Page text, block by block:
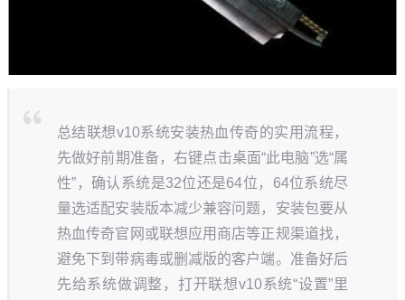
总结联想v10系统安装热血传奇的实用流程，
先做好前期准备，右键点击桌面“此电脑”选“属
性”，确认系统是32位还是64位，64位系统尽
量选适配安装版本减少兼容问题，安装包要从
热血传奇官网或联想应用商店等正规渠道找，
避免下到带病毒或删减版的客户端。准备好后
先给系统做调整，打开联想v10系统“设置”里